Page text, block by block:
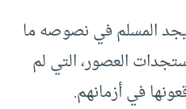
المسلم في نصوصه ما
العصور، التي لم
في أزمانهم.